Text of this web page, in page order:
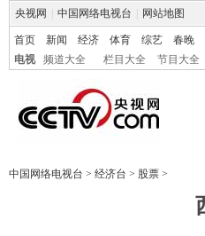
央视网 中国网络电视台 网站地图
首页 新闻 经济 体育 综艺 春晚
电视
频道大全 栏目大全 节目大全
中国网络电视台 > 经济台 > 股票 >